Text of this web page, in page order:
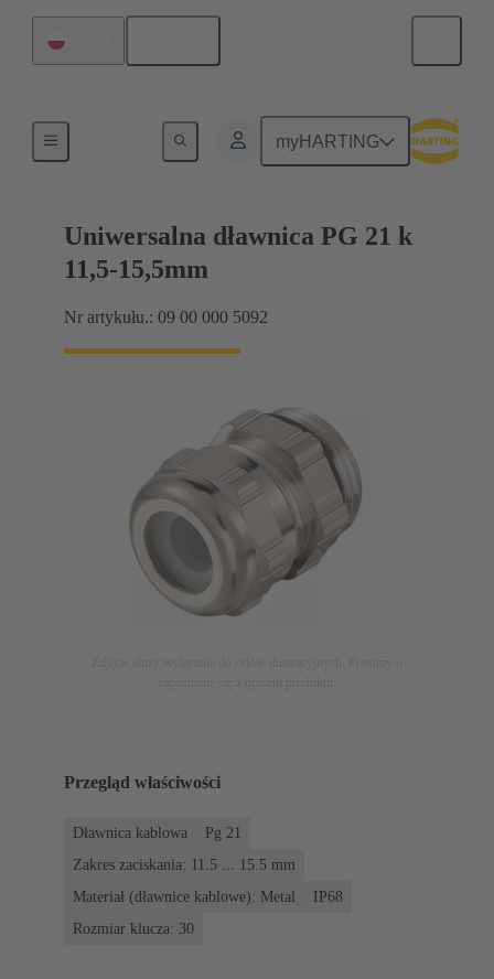
myHARTING
Dławnice kablowe
Uniwersalna dławnica PG 21 k
11,5-15,5mm
Nr artykułu.: 09 00 000 5092
Przegląd właściwości
Dławnica kablowa
Pg 21
Zakres zaciskania: 11.5 ... 15.5 mm
Materiał (dławnice kablowe): Metal
IP68
Rozmiar klucza: 30